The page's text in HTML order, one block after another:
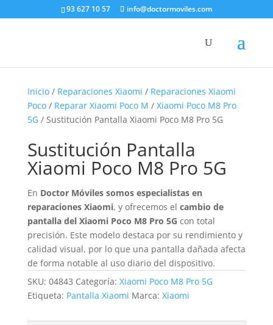
93 627 10 57 info@doctormoviles.com
Inicio/ Reparaciones Xiaomi / Reparaciones Xiaomi
Poco/ Reparar Xiaomi Poco M / Xiaomi Poco M8 Pro
5G/ Sustitución Pantalla Xiaomi Poco M8 Pro 5G
Sustitución Pantalla
Xiaomi Poco M8 Pro 5G
En Doctor Móviles somos especialistas en
reparaciones Xiaomi, y ofrecemos el cambio de
pantalla del Xiaomi Poco M8 Pro 5G con total
precisión. Este modelo destaca por su rendimiento y
calidad visual, por lo que una pantalla dañada afecta
de forma notable al uso diario del dispositivo.
SKU: 04843 Categoría: Xiaomi Poco M8 Pro 5G
Etiqueta: Pantalla Xiaomi Marca: Xiaomi